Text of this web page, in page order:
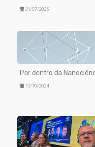
21/07/2025
Por dentro da
10/10/2024